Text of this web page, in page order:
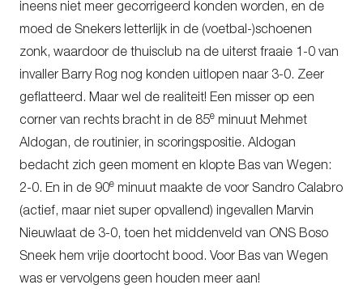
ineens niet meer gecorrigeerd konden worden, en de
moed de Snekers letterlijk in de (voetbal-)schoenen
zonk, waardoor de thuisclub na de uiterst fraaie 1-0 van
invaller Barry Rog nog konden uitlopen naar 3-0. Zeer
geflatteerd. Maar wel de realiteit! Een misser op een
corner van rechts bracht in de 85e minuut Mehmet
Aldogan, de routinier, in scoringspositie. Aldogan
bedacht zich geen moment en klopte Bas van Wegen:
2-0. En in de 90e minuut maakte de voor Sandro Calabro
(actief, maar niet super opvallend) ingevallen Marvin
Nieuwlaat de 3-0, toen het middenveld van ONS Boso
Sneek hem vrije doortocht bood. Voor Bas van Wegen
was er vervolgens geen houden meer aan!